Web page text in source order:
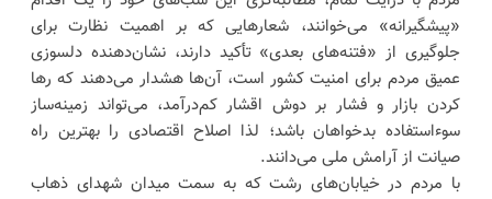
«پیشگیرانه» می‌خوانند، شعارهایی که بر اهمیت نظارت برای
جلوگیری از «فتنه‌های بعدی» تأکید دارند، نشان‌دهنده دلسوزی
عمیق مردم برای امنیت کشور است، آن‌ها هشدار می‌دهند که رها
کردن بازار و فشار بر دوش اقشار کم‌درآمد، می‌تواند زمینه‌ساز
سوءاستفاده بدخواهان باشد؛ لذا اصلاح اقتصادی را بهترین راه
صیانت از آرامش ملی می‌دانند.
با مردم در خیابان‌های رشت که به سمت میدان شهدای ذهاب